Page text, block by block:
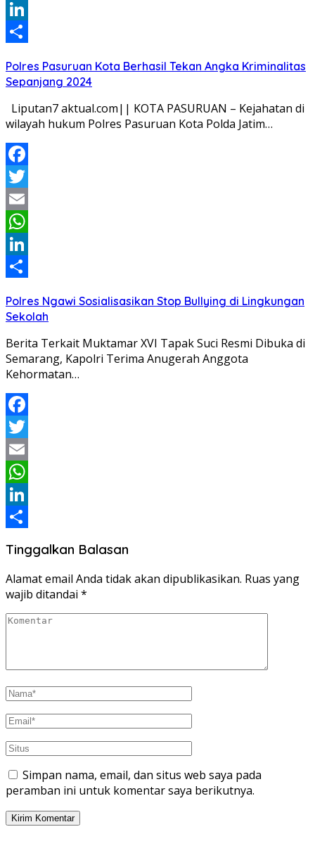
WhatsApp
LinkedIn
Polres Pasuruan Kota Berhasil Tekan Angka Kriminalitas
Sepanjang 2024
Liputan7 aktual.com|| KOTA PASURUAN – Kejahatan di
wilayah hukum Polres Pasuruan Kota Polda Jatim…
Facebook
Twitter
Email
WhatsApp
LinkedIn
Polres Ngawi Sosialisasikan Stop Bullying di Lingkungan
Sekolah
Berita Terkait Muktamar XVI Tapak Suci Resmi Dibuka di
Semarang, Kapolri Terima Anugerah Anggota
Kehormatan…
Facebook
Twitter
Email
WhatsApp
LinkedIn
Tinggalkan Balasan
Alamat email Anda tidak akan dipublikasikan. Ruas yang
wajib ditandai *
Simpan nama, email, dan situs web saya pada
peramban ini untuk komentar saya berikutnya.